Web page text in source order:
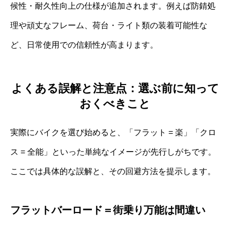
候性・耐久性向上の仕様が追加されます。例えば防錆処
理や頑丈なフレーム、荷台・ライト類の装着可能性な
ど、日常使用での信頼性が高まります。
よくある誤解と注意点：選ぶ前に知って
おくべきこと
実際にバイクを選び始めると、「フラット = 楽」「クロ
ス = 全能」といった単純なイメージが先行しがちです。
ここでは具体的な誤解と、その回避方法を提示します。
フラットバーロード＝街乗り万能は間違い